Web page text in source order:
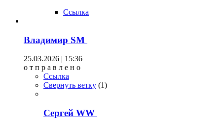
Ссылка
Владимир SM
25.03.2026 | 15:36
о т п р а в л е н о
Ссылка
Свернуть ветку (1)
Сергей WW